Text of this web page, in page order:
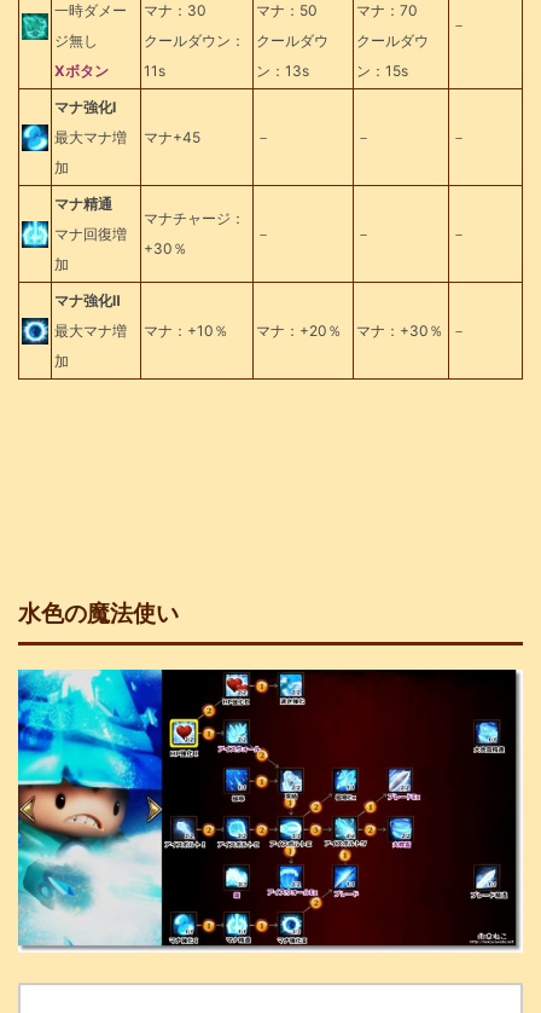
一時ダメー
ジ無し
Xボタン
マナ：30
クールダウン：
11s
マナ：50
クールダウ
ン：13s
マナ：70
クールダウ
ン：15s
－
マナ強化Ⅰ
最大マナ増
加
マナ+45 － － －
マナ精通
マナ回復増
加
マナチャージ：
+30％
－ － －
マナ強化Ⅱ
最大マナ増
加
マナ：+10％ マナ：+20％ マナ：+30％ －
水色の魔法使い